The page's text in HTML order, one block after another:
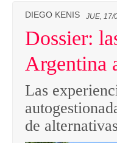
DIEGO KENIS JUE, 17/
Dossier:
Argentina
Las
de